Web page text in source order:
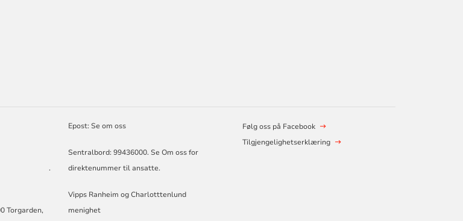
.
Torgarden,
Epost: Se om oss
Sentralbord: 99436000. Se Om oss for
direktenummer til ansatte.
Vipps Ranheim og Charlotttenlund
menighet
Følg oss på Facebook
Tilgjengelighetserklæring